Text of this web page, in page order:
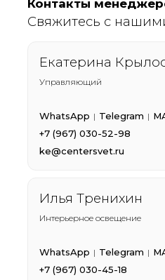
Контакты
Свяжитесь с
Екатерина
Управляющий
WhatsApp | Telegram |
+7 (967) 030-52-98
ke@centersvet.ru
Илья Тренихин
Интерьерное освещение
WhatsApp | Telegram |
+7 (967) 030-45-18